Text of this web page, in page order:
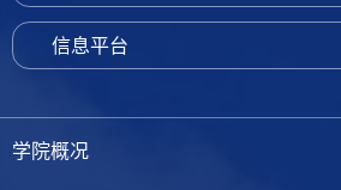
信息平台
学院概况